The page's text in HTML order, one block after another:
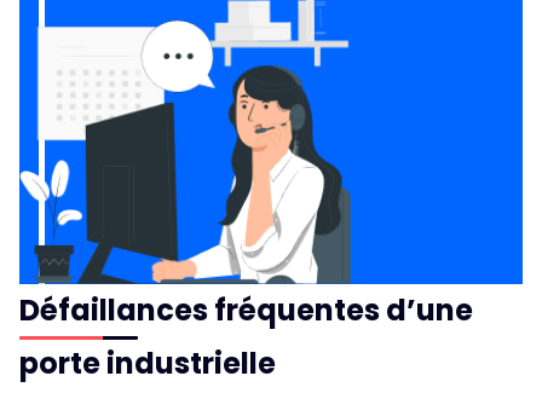
Défaillances fréquentes d’une
porte industrielle